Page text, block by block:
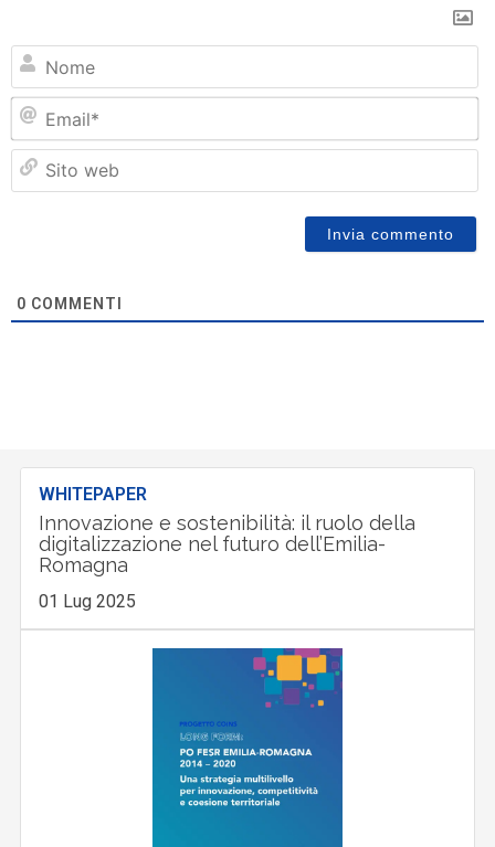
0 COMMENTI
WHITEPAPER
Innovazione e sostenibilità: il ruolo della
digitalizzazione nel futuro dell’Emilia-
Romagna
01 Lug 2025